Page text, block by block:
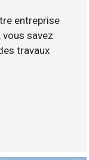
entreprise
, vous savez
travaux